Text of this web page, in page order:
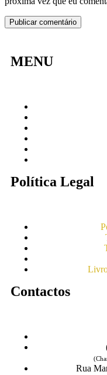
MENU
Política Legal
Contactos
Rua